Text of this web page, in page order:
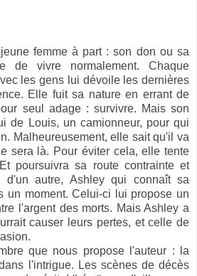
femme à part : son don ou sa
de vivre normalement. Chaque
les gens lui dévoile les dernières
Elle fuit sa nature en errant de
seul adage : survivre. Mais son
de Louis, un camionneur, pour qui
Malheureusement, elle sait qu'il va
sera là. Pour éviter cela, elle tente
poursuivra sa route contrainte et
d'un autre, Ashley qui connaît sa
un moment. Celui-ci lui propose un
l'argent des morts. Mais Ashley a
causer leurs pertes, et celle de
que nous propose l'auteur : la
l'intrigue. Les scènes de décès